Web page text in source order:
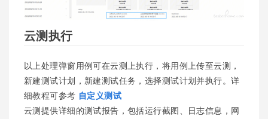
云测执行
以上处理弹窗用例可在云测上执行，将用例上传至云测，
新建测试计划，新建测试任务，选择测试计划并执行。详
细教程可参考 自定义测试
云测提供详细的测试报告，包括运行截图、日志信息，网